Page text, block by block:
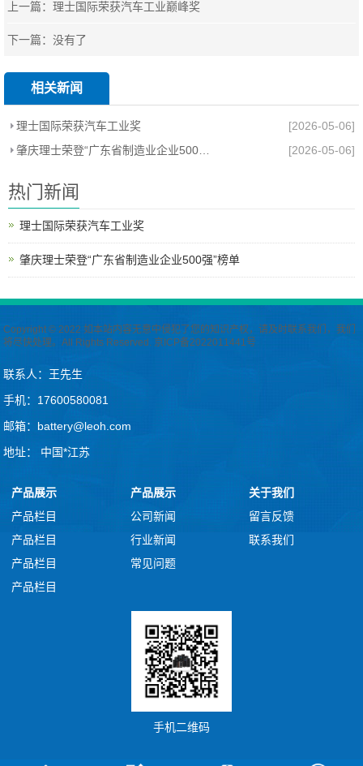
上一篇：理士国际荣获汽车工业巅峰奖
下一篇：没有了
相关新闻
理士国际荣获汽车工业奖
[2026-05-06]
[2026-05-06]
热门新闻
理士国际荣获汽车工业奖
肇庆理士荣登“广东省制造业企业500强”榜单
Copyright © 2022 如本站内容无意中侵犯了您的知识产权，请及时联系我们，我们
将尽快处理。All Rights Reserved. 京ICP备2022011441号
联系人：王先生
手机：17600580081
邮箱：battery@leoh.com
地址： 中国*江苏
产品展示
产品栏目
产品栏目
产品栏目
产品栏目
产品展示
公司新闻
行业新闻
常见问题
关于我们
留言反馈
联系我们
手机二维码